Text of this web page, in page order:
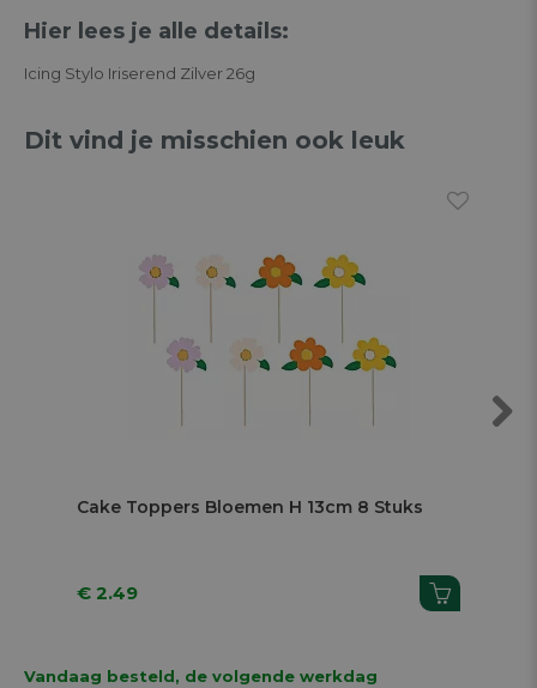
Hier lees je alle details:
Icing Stylo Iriserend Zilver 26g
Dit vind je misschien ook leuk
Cake Toppers Bloemen H 13cm 8 Stuks
€ 2.49
Vandaag besteld, de volgende werkdag